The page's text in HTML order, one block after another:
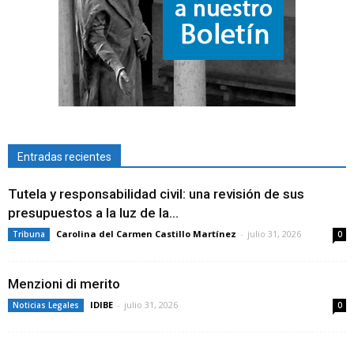
Entradas recientes
Tutela y responsabilidad civil: una revisión de sus
presupuestos a la luz de la...
Tribuna Carolina del Carmen Castillo Martínez - julio 31, 2026 0
Menzioni di merito
Noticias Legales IDIBE - julio 31, 2026 0